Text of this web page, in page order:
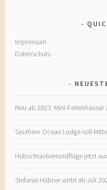
Impressum
Datenschutz
Neu ab 2023: Mini-
Southern Ocean Lodge soll
Hubschrauberrundflüge jetzt
Stefanie Hübner wirbt ab Juli